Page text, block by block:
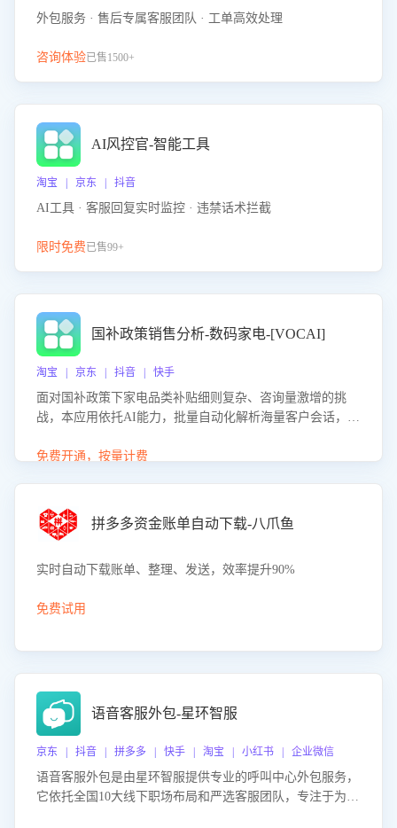
外包服务 · 售后专属客服团队 · 工单高效处理
咨询体验已售1500+
AI风控官-智能工具
淘宝 | 京东 | 抖音
AI工具 · 客服回复实时监控 · 违禁话术拦截
限时免费已售99+
国补政策销售分析-数码家电-[VOCAI]
淘宝 | 京东 | 抖音 | 快手
面对国补政策下家电品类补贴细则复杂、咨询量激增的挑
战，本应用依托AI能力，批量自动化解析海量客户会话，精
购买意向，深度洞察决策动因。同时全面评估客服团队政策
度、客服转化能力及销售业绩。
免费开通，按量计费
拼多多资金账单自动下载-八爪鱼
实时自动下载账单、整理、发送，效率提升90%
免费试用
语音客服外包-星环智服
京东 | 抖音 | 拼多多 | 快手 | 淘宝 | 小红书 | 企业微信
语音客服外包是由星环智服提供专业的呼叫中心外包服务，
它依托全国10大线下职场布局和严选客服团队，专注于为企